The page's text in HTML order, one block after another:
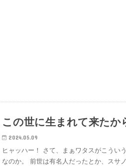
この世に生まれて来たか
2024.05.09
ヒャッハー！ さて、まぁワタスがこうい
なのか。 前世は有名人だったとか、スサ